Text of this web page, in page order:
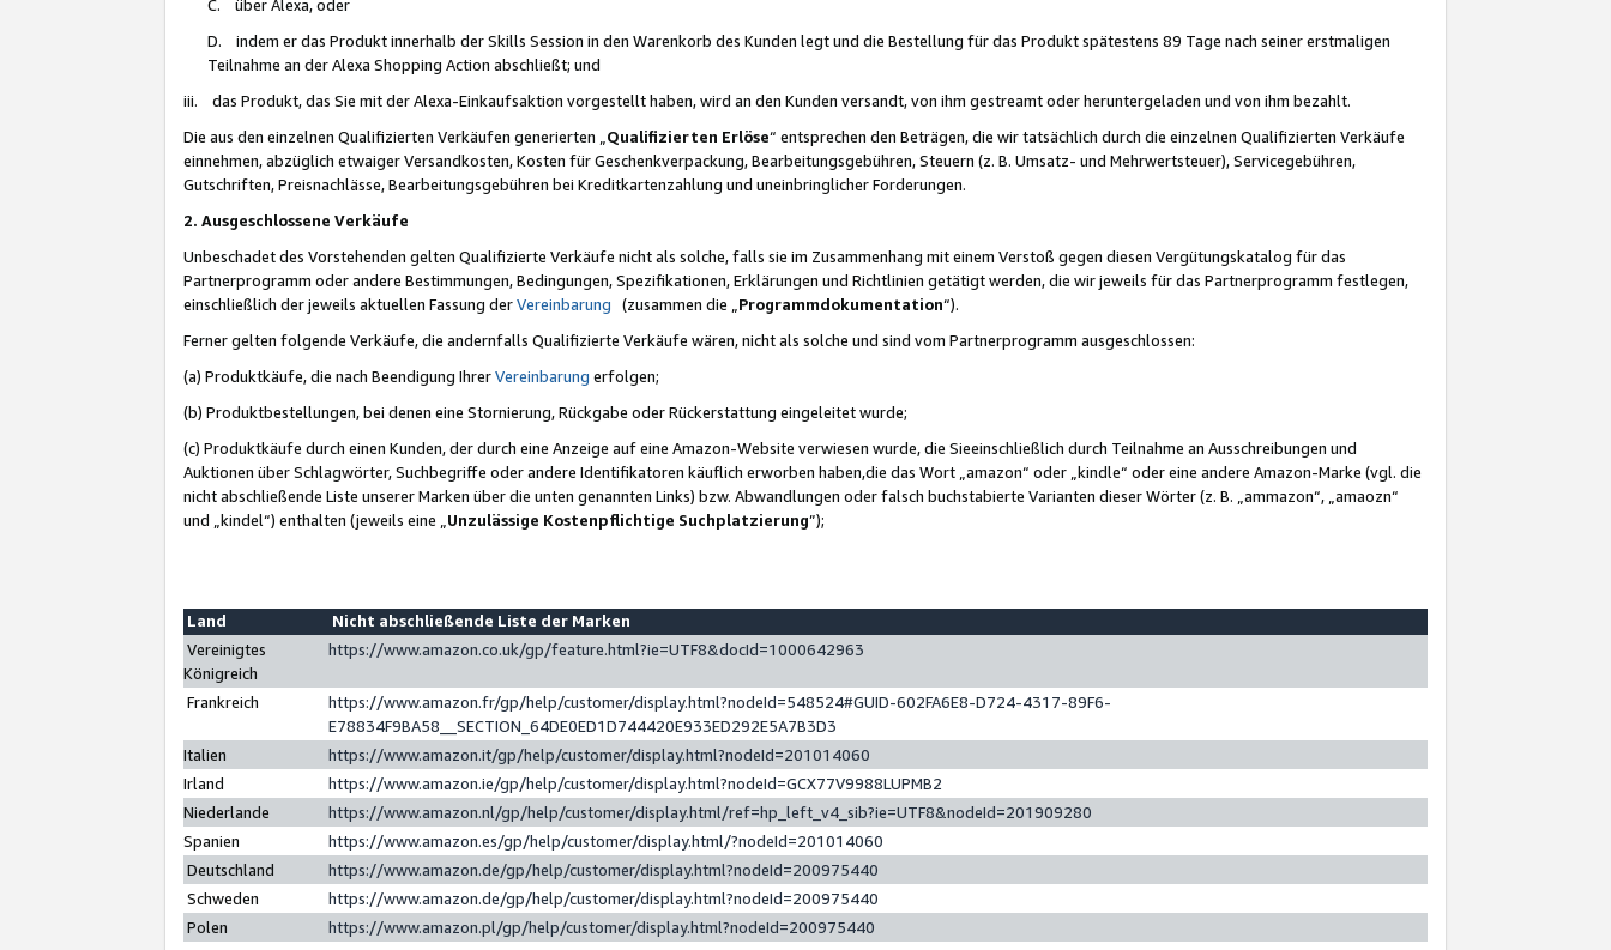
C. über Alexa, oder
D. indem er das Produkt innerhalb der Skills Session in den Warenkorb des Kunden legt und die Bestellung für das Produkt spätestens 89 Tage nach seiner erstmaligen
Teilnahme an der Alexa Shopping Action abschließt; und
iii. das Produkt, das Sie mit der Alexa-Einkaufsaktion vorgestellt haben, wird an den Kunden versandt, von ihm gestreamt oder heruntergeladen und von ihm bezahlt.
Die aus den einzelnen Qualifizierten Verkäufen generierten „ Qualifizierten Erlöse“ entsprechen den Beträgen, die wir tatsächlich durch die einzelnen Qualifizierten Verkäufe
einnehmen, abzüglich etwaiger Versandkosten, Kosten für Geschenkverpackung, Bearbeitungsgebühren, Steuern (z. B. Umsatz- und Mehrwertsteuer), Servicegebühren,
Gutschriften, Preisnachlässe, Bearbeitungsgebühren bei Kreditkartenzahlung und uneinbringlicher Forderungen.
2. Ausgeschlossene Verkäufe
Unbeschadet des Vorstehenden gelten Qualifizierte Verkäufe nicht als solche, falls sie im Zusammenhang mit einem Verstoß gegen diesen Vergütungskatalog für das
Partnerprogramm oder andere Bestimmungen, Bedingungen, Spezifikationen, Erklärungen und Richtlinien getätigt werden, die wir jeweils für das Partnerprogramm festlegen,
einschließlich der jeweils aktuellen Fassung derVereinbarung (zusammen die „ Programmdokumentation“).
Ferner gelten folgende Verkäufe, die andernfalls Qualifizierte Verkäufe wären, nicht als solche und sind vom Partnerprogramm ausgeschlossen:
(a) Produktkäufe, die nach Beendigung IhrerVereinbarung erfolgen;
(b) Produktbestellungen, bei denen eine Stornierung, Rückgabe oder Rückerstattung eingeleitet wurde;
(c) Produktkäufe durch einen Kunden, der durch eine Anzeige auf eine Amazon-Website verwiesen wurde, die Sieeinschließlich durch Teilnahme an Ausschreibungen und
Auktionen über Schlagwörter, Suchbegriffe oder andere Identifikatoren käuflich erworben haben,die das Wort „amazon“ oder „kindle“ oder eine andere Amazon-Marke (vgl. die
nicht abschließende Liste unserer Marken über die unten genannten Links) bzw. Abwandlungen oder falsch buchstabierte Varianten dieser Wörter (z. B. „ammazon“, „amaozn“
und „kindel“) enthalten (jeweils eine „ Unzulässige Kostenpflichtige Suchplatzierung”);
Land
Nicht abschließende Liste der Marken
Vereinigtes
Königreich
https://www.amazon.co.uk/gp/feature.html?ie=UTF8&docId=1000642963
Frankreich
https://www.amazon.fr/gp/help/customer/display.html?nodeId=548524#GUID-602FA6E8-D724-4317-89F6-
E78834F9BA58__SECTION_64DE0ED1D744420E933ED292E5A7B3D3
Italien
https://www.amazon.it/gp/help/customer/display.html?nodeId=201014060
Irland
https://www.amazon.ie/gp/help/customer/display.html?nodeId=GCX77V9988LUPMB2
Niederlande
https://www.amazon.nl/gp/help/customer/display.html/ref=hp_left_v4_sib?ie=UTF8&nodeId=201909280
Spanien
https://www.amazon.es/gp/help/customer/display.html/?nodeId=201014060
Deutschland
https://www.amazon.de/gp/help/customer/display.html?nodeId=200975440
Schweden
https://www.amazon.de/gp/help/customer/display.html?nodeId=200975440
Polen
https://www.amazon.pl/gp/help/customer/display.html?nodeId=200975440